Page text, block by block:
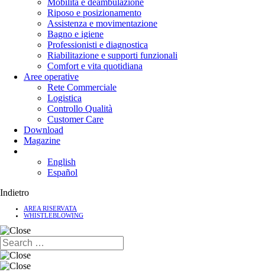
Riposo e posizionamento
Assistenza e movimentazione
Bagno e igiene
Professionisti e diagnostica
Riabilitazione e supporti funzionali
Comfort e vita quotidiana
Aree operative
Rete Commerciale
Logistica
Controllo Qualità
Customer Care
Download
Magazine
English
Español
Indietro
AREA RISERVATA
WHISTLEBLOWING